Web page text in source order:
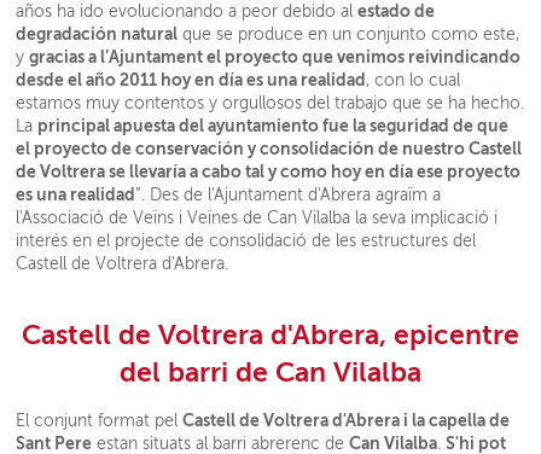
años ha ido evolucionando a peor debido alestado de
degradación natural que se produce en un conjunto como este,
ygracias a l’Ajuntament el proyecto que venimos reivindicando
desde el año 2011 hoy en día es una realidad , con lo cual
estamos muy contentos y orgullosos del trabajo que se ha hecho.
La principal apuesta del ayuntamiento fue la seguridad de que
el proyecto de conservación y consolidación de nuestro Castell
de Voltrera se llevaría a cabo tal y como hoy en día ese proyecto
es una realidad ”. Des de l'Ajuntament d'Abrera agraïm a
l'Associació de Veïns i Veïnes de Can Vilalba la seva implicació i
interés en el projecte de consolidació de les estructures del
Castell de Voltrera d'Abrera.
Castell de Voltrera d'Abrera, epicentre
del barri de Can Vilalba
El conjunt format pelCastell de Voltrera d'Abrera i la capella de
Sant Pere estan situats al barri abrerenc deCan Vilalba .S'hi pot